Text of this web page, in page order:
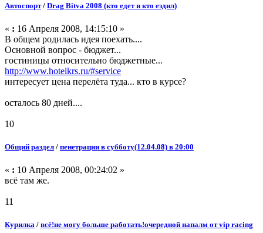
Автоспорт/ Drag Bitva 2008 (кто едет и кто ездил)
« : 16 Апреля 2008, 14:15:10 »
В общем родилась идея поехать....
Основной вопрос - бюджет...
гостиницы относительно бюджетные...
http://www.hotelkrs.ru/#service
интересует цена перелёта туда... кто в курсе?
осталось 80 дней....
10
Общий раздел / пенетрации в субботу(12.04.08) в 20:00
« : 10 Апреля 2008, 00:24:02 »
всё там же.
11
Курилка / всё!не могу больше работать!очередной напалм от vip racing